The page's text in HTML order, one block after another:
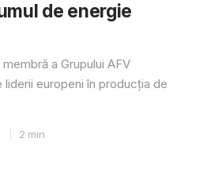
de energie
a Grupului AFV
liderii europeni în producția de
2 min